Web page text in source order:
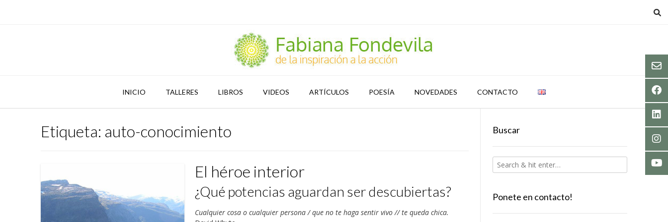
INICIO TALLERES LIBROS VIDEOS ARTÍCULOS POESÍA NOVEDADES CONTACTO
Etiqueta: auto-conocimiento
El héroe interior
¿Qué potencias aguardan ser descubiertas?
Cualquier cosa o cualquier persona / que no te haga sentir vivo // te queda chica.
Buscar
Ponete en contacto!